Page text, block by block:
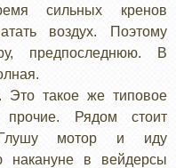
сильных кренов
воздух. Поэтому
предпоследнюю. В
Это такое же типовое
Рядом стоит
Глушу мотор и иду
накануне в вейдерсы